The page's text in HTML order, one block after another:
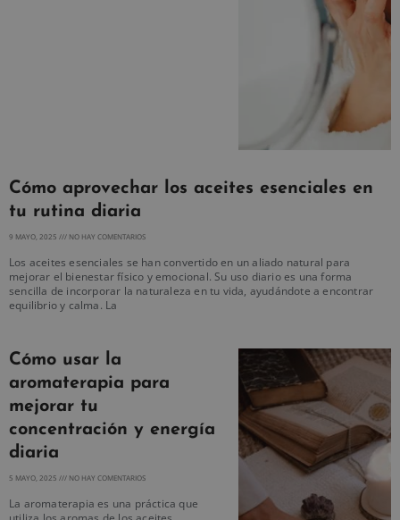
Cómo aprovechar los aceites esenciales en
tu rutina diaria
9 MAYO, 2025 NO HAY COMENTARIOS
Los aceites esenciales se han convertido en un aliado natural para
mejorar el bienestar físico y emocional. Su uso diario es una forma
sencilla de incorporar la naturaleza en tu vida, ayudándote a encontrar
equilibrio y calma. La
Cómo usar la
aromaterapia para
mejorar tu
concentración y energía
diaria
5 MAYO, 2025 NO HAY COMENTARIOS
La aromaterapia es una práctica que